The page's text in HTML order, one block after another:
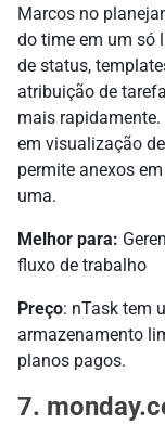
Marcos no
do time em um só
de status,
atribuição de
mais
em visualização
permite anexos
uma.
Melhor para:
fluxo de trabalho
Preço: nTask tem
armazenamento
planos pagos.
7.